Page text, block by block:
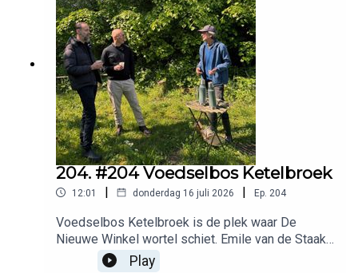
Erwteman en praat met haar uitgebreid over vegetarisch
koken en haar nieuwe kookboek Tahin.
Alle recepten en informatie van deze aflevering
de shownotes.
204. #204 Voedselbos Ketelbroek
12:01 | donderdag 16 juli 2026 | Ep. 204
Voedselbos Ketelbroek is de plek waar De
Nieuwe Winkel wortel schiet. Emile van de Staak
fietst er wekelijks naartoe voor planten, bloemen,
Play